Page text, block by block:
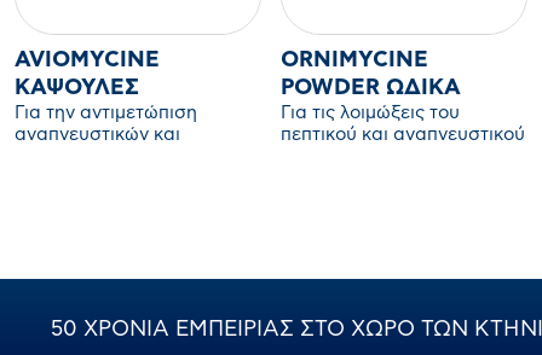
AVIOMYCINE
ΚΆΨΟΥΛΕΣ
Για την αντιμετώπιση
αναπνευστικών και
ORNIMYCINE
POWDER ΩΔΙΚΆ
Για τις λοιμώξεις του
πεπτικού και αναπνευστικού
50 ΧΡΟΝΙΑ ΕΜΠΕΙΡΙΑΣ ΣΤΟ ΧΩΡΟ ΤΩΝ